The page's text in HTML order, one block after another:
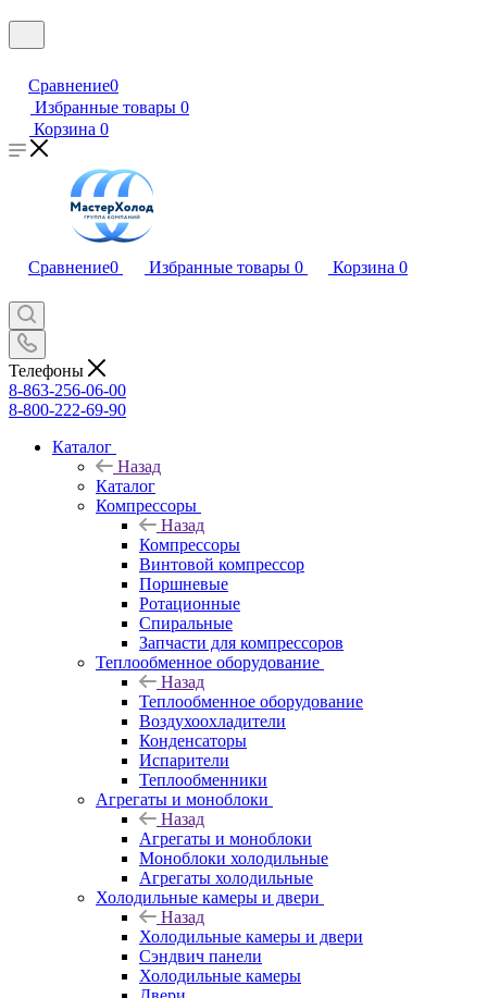
Сравнение0
Избранные товары 0
Корзина 0
Сравнение0 Избранные товары 0 Корзина 0
Телефоны
8-863-256-06-00
8-800-222-69-90
Каталог
Назад
Каталог
Компрессоры
Назад
Компрессоры
Винтовой компрессор
Поршневые
Ротационные
Спиральные
Запчасти для компрессоров
Теплообменное оборудование
Назад
Теплообменное оборудование
Воздухоохладители
Конденсаторы
Испарители
Теплообменники
Агрегаты и моноблоки
Назад
Агрегаты и моноблоки
Моноблоки холодильные
Агрегаты холодильные
Холодильные камеры и двери
Назад
Холодильные камеры и двери
Сэндвич панели
Холодильные камеры